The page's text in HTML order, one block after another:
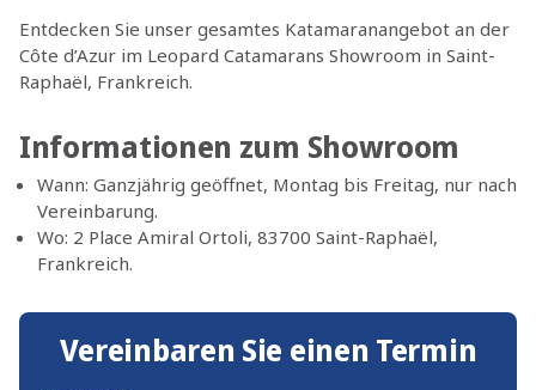
Entdecken Sie unser gesamtes Katamaranangebot an der
Côte d’Azur im Leopard Catamarans Showroom in Saint-
Raphaël, Frankreich.
Informationen zum Showroom
Wann: Ganzjährig geöffnet, Montag bis Freitag, nur nach
Vereinbarung.
Wo: 2 Place Amiral Ortoli, 83700 Saint-Raphaël,
Frankreich.
Vereinbaren Sie einen Termin